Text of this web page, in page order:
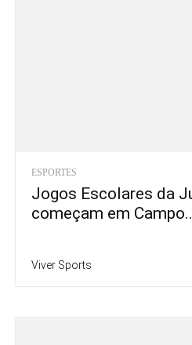
ESPORTES
Jogos Escolares da
começam em
Viver Sports